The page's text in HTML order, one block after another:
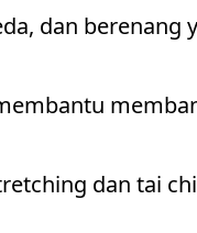
dan berenang
dan tai